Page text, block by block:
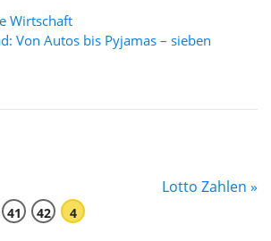
Von Autos bis Pyjamas – sieben
Lotto Zahlen »
41 42 4